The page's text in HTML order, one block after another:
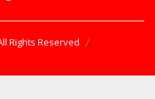
Rights Reserved